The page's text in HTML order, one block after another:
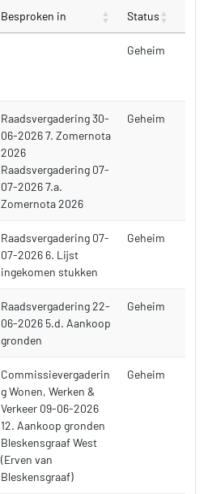
Besproken in Status
Geheim
Raadsvergadering 30-
06-2026 7. Zomernota
2026
Raadsvergadering 07-
07-2026 7.a.
Zomernota 2026
Geheim
Raadsvergadering 07-
07-2026 6. Lijst
ingekomen stukken
Geheim
Raadsvergadering 22-
06-2026 5.d. Aankoop
gronden
Geheim
Commissievergaderin
g Wonen, Werken &
Verkeer 09-06-2026
12. Aankoop gronden
Bleskensgraaf West
(Erven van
Bleskensgraaf)
Geheim